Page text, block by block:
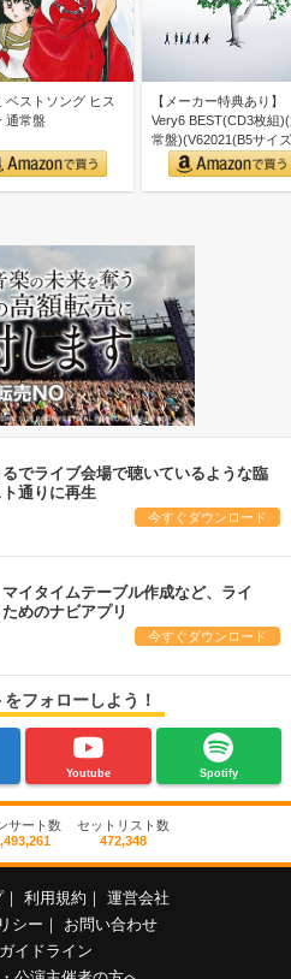
ベストソング ヒス
通常盤
【メーカー特典あり】
Very6 BEST(CD3枚組
常盤)(V62021(B5サイ
でライブ会場で聴いているような臨
通りに再生
今すぐダウンロード
イタイムテーブル作成など、ライ
めのナビアプリ
今すぐダウンロード
フォローしよう！
Youtube Spotify
サート数
セットリスト数
472,348
利用規約
運営会社
シー
お問い合わせ
イドライン